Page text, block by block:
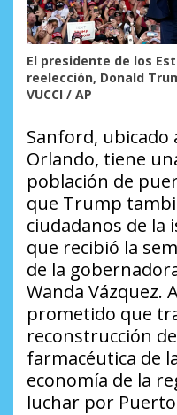
El presidente de los
reelección, Donald
VUCCI / AP
Sanford, ubicado
Orlando, tiene
población de
que Trump
ciudadanos de la
que recibió la
de la
Wanda Vázquez.
prometido que
reconstrucción
farmacéutica de
economía de la
luchar por Puerto